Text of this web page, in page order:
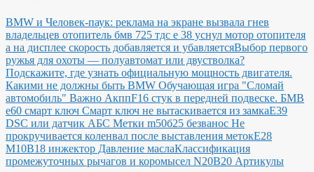
BMW и Человек-паук: реклама на экране вызвала гнев
владельцев отопитель бмв 725 тдс е 38 уснул мотор отопителя
а на дисплее скорость добавляется и убавляетсяВыбор первого
ружья для охоты — полуавтомат или двустволка?
Подскажите, где узнать официальную мощность двигателя.
Какими не должны быть BMW Обучающая игра "Сломай
автомобиль" Важно АкппF16 стук в передней подвеске. БМВ
е60 смарт ключ Смарт ключ не вытаскивается из замкаE39
DSC или датчик АБС Метки m50б25 безванос Не
прокручивается коленвал после выставления метокЕ28
М10В18 инжектор Давление маслаКлассификация
промежуточных рычагов и коромысел N20B20 Артикулы